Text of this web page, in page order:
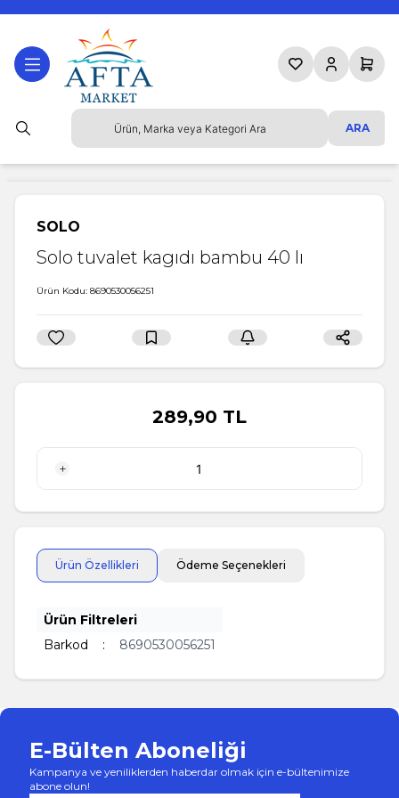
ARA
Favorilerim
HesabımSepetim
SOLO
Solo tuvalet kagıdı bambu 40 lı
Ürün Kodu: 8690530056251
289,90 TL
Ürün Özellikleri Ödeme Seçenekleri
Ürün Filtreleri
Barkod
: 8690530056251
E-Bülten Aboneliği
Kampanya ve yeniliklerden haberdar olmak için e-bültenimize
abone olun!